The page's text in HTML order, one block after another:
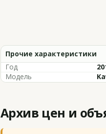
Прочие характеристики
Год
Модель
Архив цен и